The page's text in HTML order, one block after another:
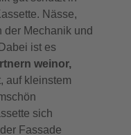
Nässe,
der Mechanik und
ist es
weinor,
auf kleinstem
sich
Fassade